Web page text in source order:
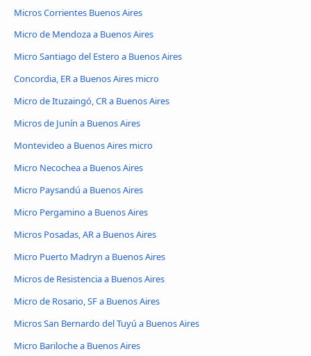
Micros Corrientes Buenos Aires
Micro de Mendoza a Buenos Aires
Micro Santiago del Estero a Buenos Aires
Concordia, ER a Buenos Aires micro
Micro de Ituzaingó, CR a Buenos Aires
Micros de Junín a Buenos Aires
Montevideo a Buenos Aires micro
Micro Necochea a Buenos Aires
Micro Paysandú a Buenos Aires
Micro Pergamino a Buenos Aires
Micros Posadas, AR a Buenos Aires
Micro Puerto Madryn a Buenos Aires
Micros de Resistencia a Buenos Aires
Micro de Rosario, SF a Buenos Aires
Micros San Bernardo del Tuyú a Buenos Aires
Micro Bariloche a Buenos Aires